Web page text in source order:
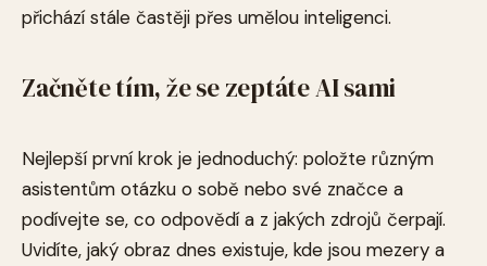
přichází stále častěji přes umělou inteligenci.
Začněte tím, že se zeptáte AI sami
Nejlepší první krok je jednoduchý: položte různým
asistentům otázku o sobě nebo své značce a
podívejte se, co odpovědí a z jakých zdrojů čerpají.
Uvidíte, jaký obraz dnes existuje, kde jsou mezery a